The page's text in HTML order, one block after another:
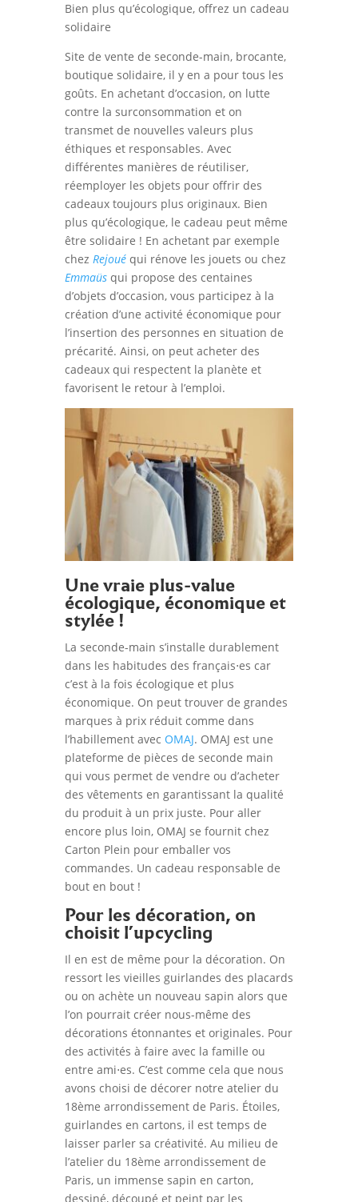
Bien plus qu’écologique, offrez un cadeau
solidaire
Site de vente de seconde-main, brocante,
boutique solidaire, il y en a pour tous les
goûts. En achetant d’occasion, on lutte
contre la surconsommation et on
transmet de nouvelles valeurs plus
éthiques et responsables. Avec
différentes manières de réutiliser,
réemployer les objets pour offrir des
cadeaux toujours plus originaux. Bien
plus qu’écologique, le cadeau peut même
être solidaire ! En achetant par exemple
chez Rejouéqui rénove les jouets ou chez
Emmaüsqui propose des centaines
d’objets d’occasion, vous participez à la
création d’une activité économique pour
l’insertion des personnes en situation de
précarité. Ainsi, on peut acheter des
cadeaux qui respectent la planète et
favorisent le retour à l’emploi.
Une vraie plus-value
écologique, économique et
stylée !
La seconde-main s’installe durablement
dans les habitudes des français⋅es car
c’est à la fois écologique et plus
économique. On peut trouver de grandes
marques à prix réduit comme dans
l’habillement avec OMAJ. OMAJ est une
plateforme de pièces de seconde main
qui vous permet de vendre ou d’acheter
des vêtements en garantissant la qualité
du produit à un prix juste. Pour aller
encore plus loin, OMAJ se fournit chez
Carton Plein pour emballer vos
commandes. Un cadeau responsable de
bout en bout !
Pour les décoration, on
choisit l’upcycling
Il en est de même pour la décoration. On
ressort les vieilles guirlandes des placards
ou on achète un nouveau sapin alors que
l’on pourrait créer nous-même des
décorations étonnantes et originales. Pour
des activités à faire avec la famille ou
entre ami⋅es. C’est comme cela que nous
avons choisi de décorer notre atelier du
18ème arrondissement de Paris. Étoiles,
guirlandes en cartons, il est temps de
laisser parler sa créativité. Au milieu de
l’atelier du 18ème arrondissement de
Paris, un immense sapin en carton,
dessiné, découpé et peint par les